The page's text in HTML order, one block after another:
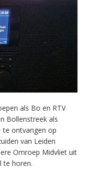
als Bo en RTV
Bollenstreek als
te ontvangen op
van Leiden
Omroep Midvliet uit
te horen.